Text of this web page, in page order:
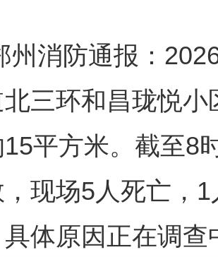
防通报：2026
三环和昌珑悦
平方米。截至8
现场5人死亡，
体原因正在调查